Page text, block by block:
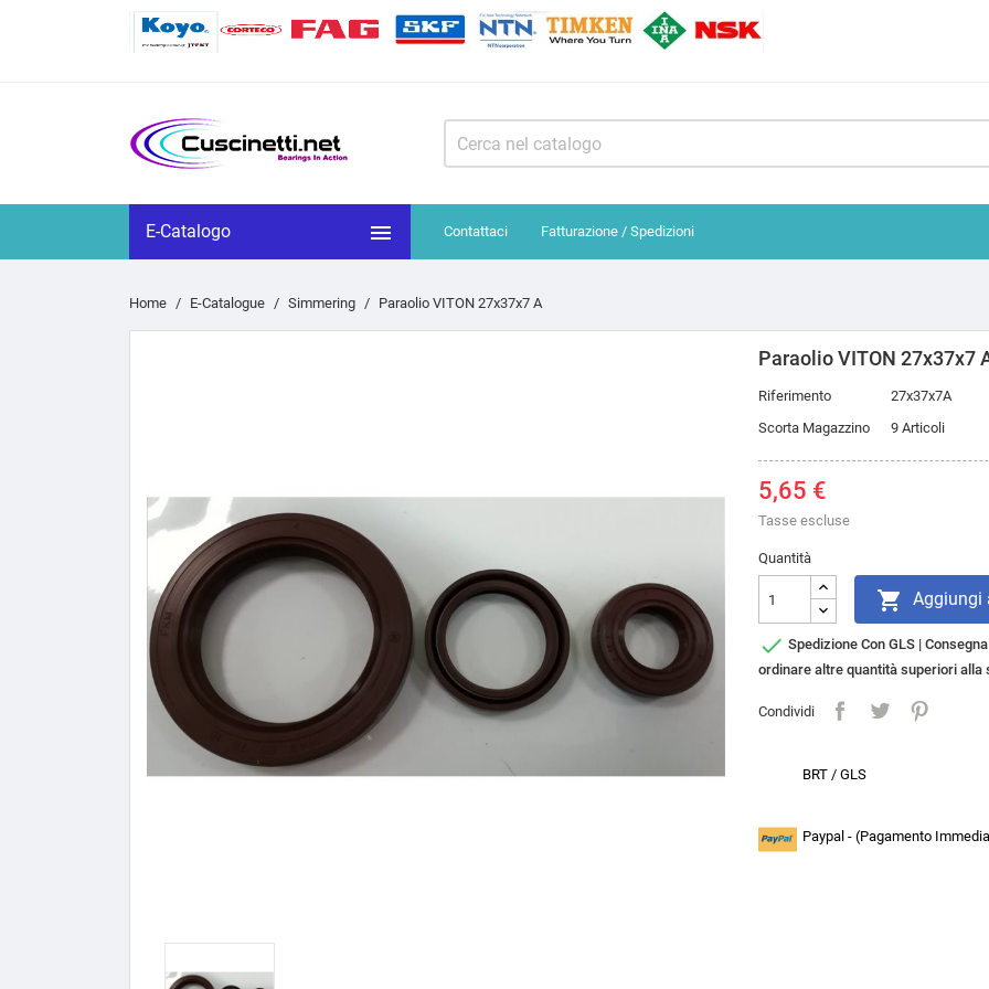
E-Catalogo  Contattaci Fatturazione / Spedizioni
Home E-Catalogue Simmering Paraolio VITON 27x37x7 A
Paraolio VITON 27x37x7
Riferimento
27x37x7A
Scorta Magazzino
9 Articoli
5,65 €
Tasse escluse
Quantità
 Aggiungi
 Spedizione Con GLS |
ordinare altre quantità superiori alla
Condividi
BRT / GLS
Paypal - (Pagamento